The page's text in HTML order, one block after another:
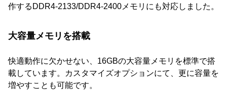
作するDDR4-2133/DDR4-2400メモリにも対応しました。
大容量メモリを搭載
快適動作に欠かせない、16GBの大容量メモリを標準で搭
載しています。カスタマイズオプションにて、更に容量を
増やすことも可能です。